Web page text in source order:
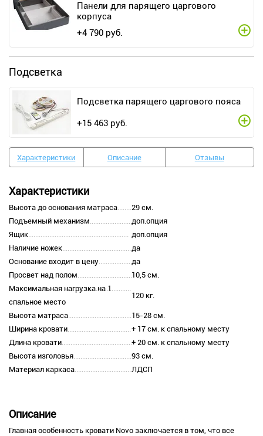
Панели для парящего царгового
корпуса
+4 790 руб.
Подсветка
Подсветка парящего царгового пояса
+15 463 руб.
Характеристики Описание Отзывы
Характеристики
Высота до основания матраса
29 см.
Подъемный механизм
доп.опция
Ящик
доп.опция
Наличие ножек
да
Основание входит в цену
да
Просвет над полом
10,5 см.
Максимальная нагрузка на 1
спальное место
120 кг.
Высота матраса
15-28 см.
Ширина кровати
+ 17 см. к спальному месту
Длина кровати
+ 20 см. к спальному месту
Высота изголовья
93 см.
Материал каркаса
ЛДСП
Описание
Главная особенность кровати Novo заключается в том, что все